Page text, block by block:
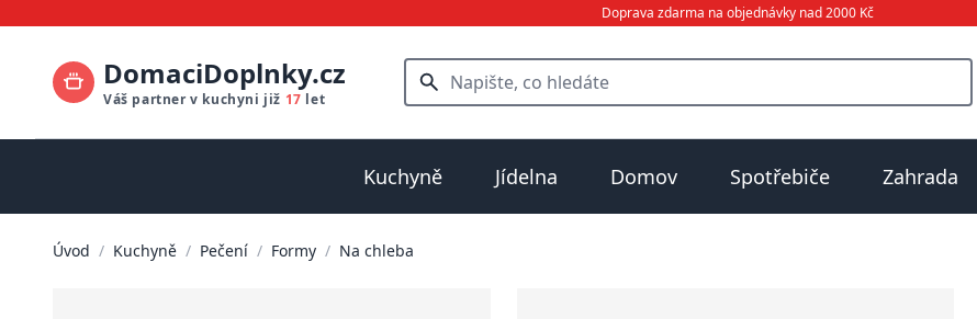
Doprava zdarma na objednávky nad 2000 Kč
DomaciDoplnky.cz
Váš partner v kuchyni již 17 let
Kuchyně Jídelna Domov Spotřebiče Zahrada
Úvod / Kuchyně / Pečení / Formy / Na chleba